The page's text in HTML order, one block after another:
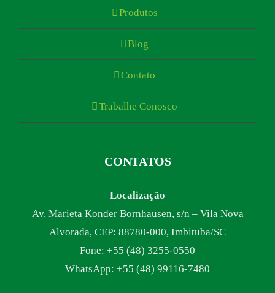
Produtos
Blog
Contato
Trabalhe Conosco
CONTATOS
Localização
Av. Marieta Konder Bornhausen, s/n – Vila Nova
Alvorada, CEP: 88780-000, Imbituba/SC
Fone: +55 (48) 3255-0550
WhatsApp: +55 (48) 99116-7480